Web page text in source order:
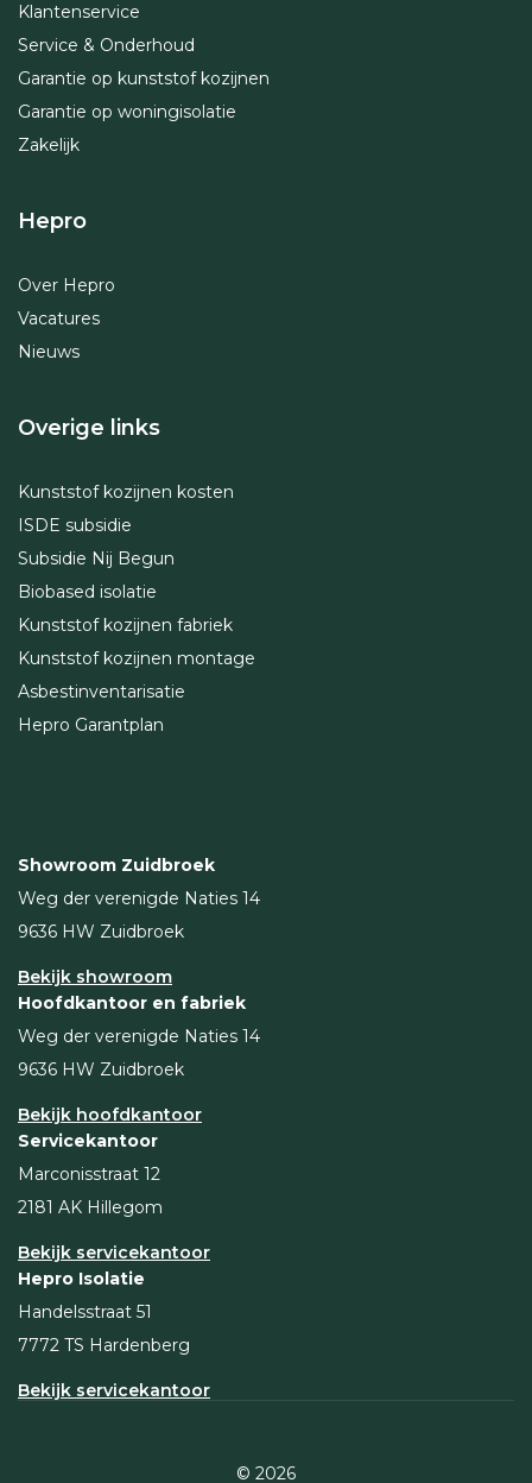
Klantenservice
Service & Onderhoud
Garantie op kunststof kozijnen
Garantie op woningisolatie
Zakelijk
Hepro
Over Hepro
Vacatures
Nieuws
Overige links
Kunststof kozijnen kosten
ISDE subsidie
Subsidie Nij Begun
Biobased isolatie
Kunststof kozijnen fabriek
Kunststof kozijnen montage
Asbestinventarisatie
Hepro Garantplan
Showroom Zuidbroek
Weg der verenigde Naties 14
9636 HW Zuidbroek
Bekijk showroom
Hoofdkantoor en fabriek
Weg der verenigde Naties 14
9636 HW Zuidbroek
Bekijk hoofdkantoor
Servicekantoor
Marconisstraat 12
2181 AK Hillegom
Bekijk servicekantoor
Hepro Isolatie
Handelsstraat 51
7772 TS Hardenberg
Bekijk servicekantoor
© 2026